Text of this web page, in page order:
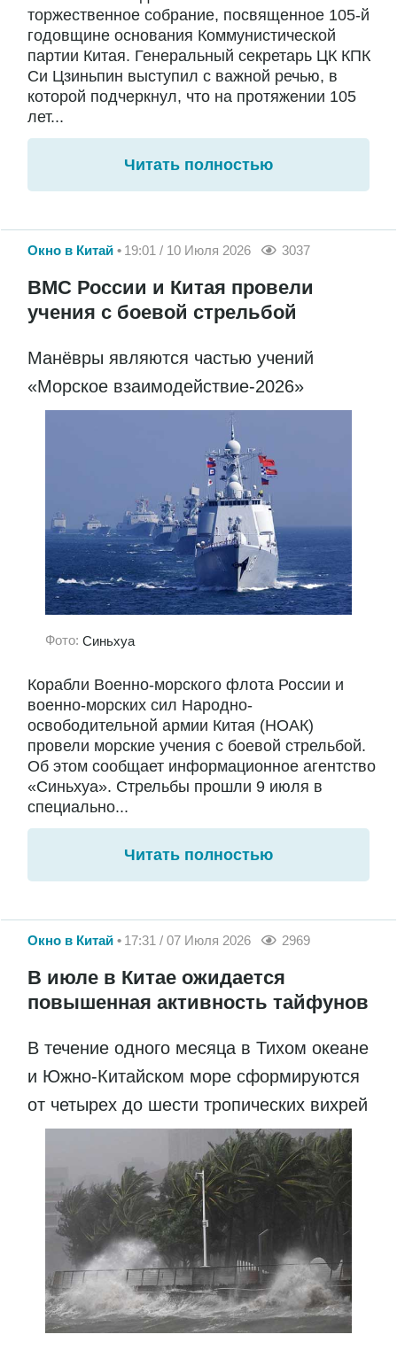
торжественное собрание, посвященное 105-й
годовщине основания Коммунистической
партии Китая. Генеральный секретарь ЦК КПК
Си Цзиньпин выступил с важной речью, в
которой подчеркнул, что на протяжении 105
лет...
Читать полностью
Окно в Китай 19:01 / 10 Июля 2026 3037
ВМС России и Китая провели
учения с боевой стрельбой
Манёвры являются частью учений
«Морское взаимодействие-2026»
Фото: Синьхуа
Корабли Военно-морского флота России и
военно-морских сил Народно-
освободительной армии Китая (НОАК)
провели морские учения с боевой стрельбой.
Об этом сообщает информационное агентство
«Синьхуа». Стрельбы прошли 9 июля в
специально...
Читать полностью
Окно в Китай 17:31 / 07 Июля 2026 2969
В июле в Китае ожидается
повышенная активность тайфунов
В течение одного месяца в Тихом океане
и Южно-Китайском море сформируются
от четырех до шести тропических вихрей